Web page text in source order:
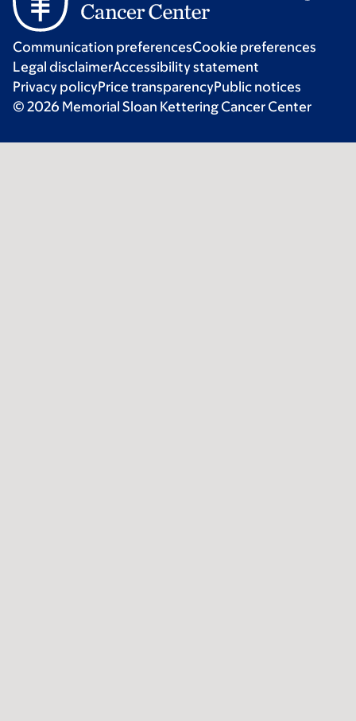
Communication preferencesCookie preferences
Legal disclaimerAccessibility statement
Privacy policyPrice transparencyPublic notices
© 2026 Memorial Sloan Kettering Cancer Center